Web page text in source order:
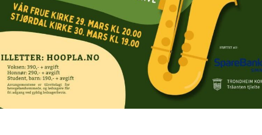
Ditt besøk